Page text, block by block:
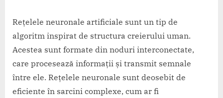
Rețelele neuronale artificiale sunt un tip de
algoritm inspirat de structura creierului uman.
Acestea sunt formate din noduri interconectate,
care procesează informații și transmit semnale
între ele. Rețelele neuronale sunt deosebit de
eficiente în sarcini complexe, cum ar fi